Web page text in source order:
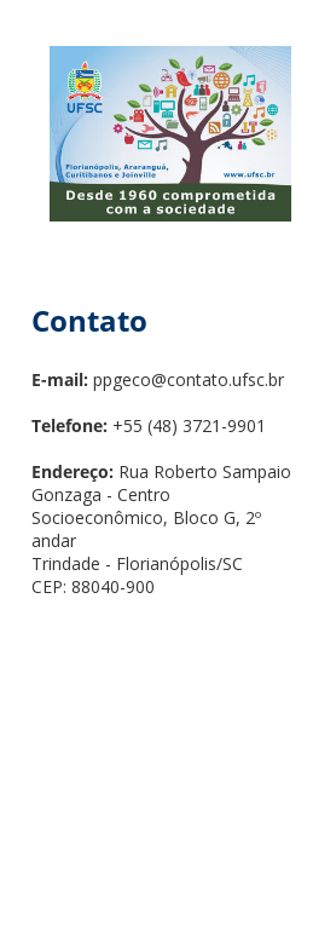
Contato
E-mail: ppgeco@contato.ufsc.br
Telefone: +55 (48) 3721-9901
Endereço: Rua Roberto Sampaio
Gonzaga - Centro
Socioeconômico, Bloco G, 2º
andar
Trindade - Florianópolis/SC
CEP: 88040-900